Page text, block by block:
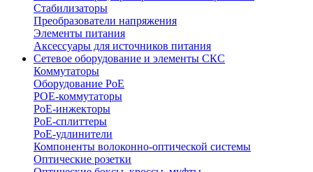
Стабилизаторы
Преобразователи напряжения
Элементы питания
Аксессуары для источников питания
Сетевое оборудование и элементы СКС
Коммутаторы
Оборудование PoE
POE-коммутаторы
PoE-инжекторы
PoE-сплиттеры
PoE-удлинители
Компоненты волоконно-оптической системы
Оптические розетки